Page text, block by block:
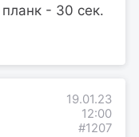
- 30 сек.
19.01.23
12:00
#1207